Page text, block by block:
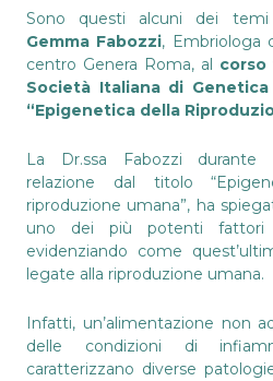
Sono questi alcuni dei
Gemma Fabozzi, Embriologa
centro Genera Roma, al corso
Società Italiana di Genetica
“Epigenetica della
La Dr.ssa Fabozzi durante
relazione dal titolo
riproduzione umana”, ha
uno dei più potenti fattori
evidenziando come
legate alla riproduzione umana.
Infatti, un’alimentazione non
delle condizioni di
caratterizzano diverse